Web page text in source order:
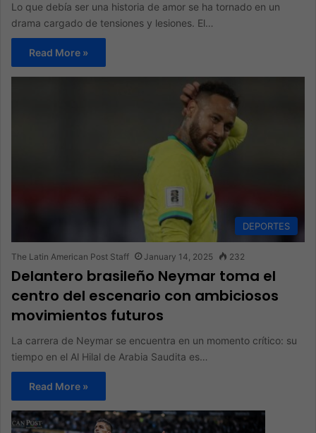
Lo que debía ser una historia de amor se ha tornado en un
drama cargado de tensiones y lesiones. El…
Read More »
DEPORTES
The Latin American Post Staff January 14, 2025 232
Delantero brasileño Neymar toma el
centro del escenario con ambiciosos
movimientos futuros
La carrera de Neymar se encuentra en un momento crítico: su
tiempo en el Al Hilal de Arabia Saudita es…
Read More »